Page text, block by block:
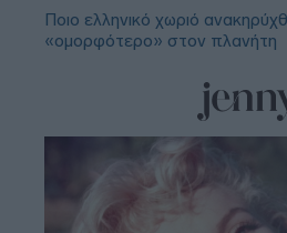
Ποιο ελληνικό χωριό
«ομορφότερο» στον πλανήτη